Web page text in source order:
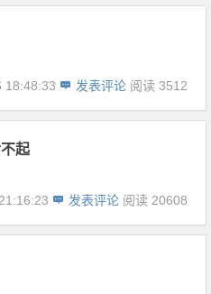
18:48:33 发表评论 阅读 3512
起
发表评论 阅读 20608